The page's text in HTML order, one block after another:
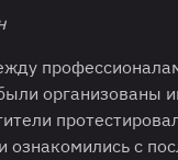
организованы
ознакомились с